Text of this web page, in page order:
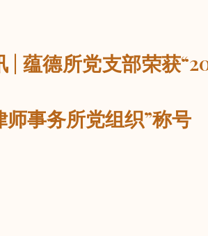
| 蕴德所党支部荣获
师事务所党组织”称号